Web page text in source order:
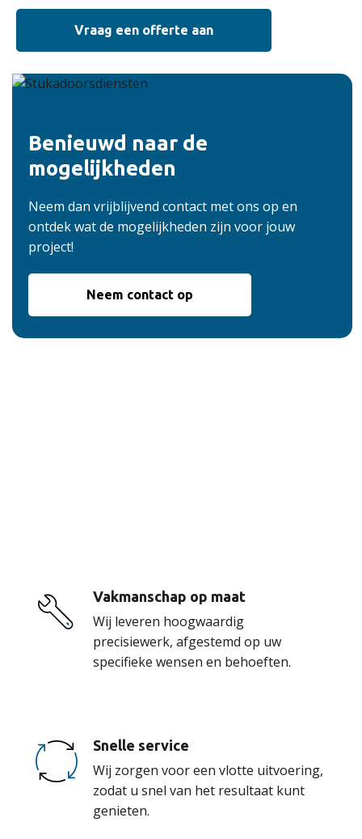
Vraag een offerte aan
Benieuwd naar de
mogelijkheden
Neem dan vrijblijvend contact met ons op en
ontdek wat de mogelijkheden zijn voor jouw
project!
Neem contact op
Vakmanschap op maat
Wij leveren hoogwaardig
precisiewerk, afgestemd op uw
specifieke wensen en behoeften.
Snelle service
Wij zorgen voor een vlotte uitvoering,
zodat u snel van het resultaat kunt
genieten.